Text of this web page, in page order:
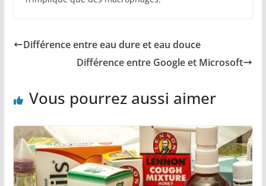
Différence entre eau dure et eau douce
Différence entre Google et Microsoft
Vous pourrez aussi aimer